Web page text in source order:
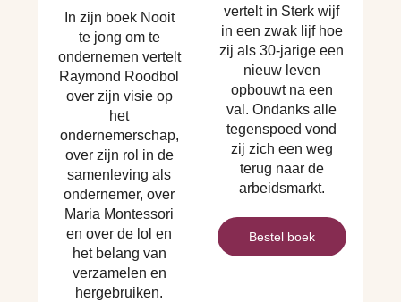
In zijn boek Nooit
te jong om te
ondernemen vertelt
Raymond Roodbol
over zijn visie op
het
ondernemerschap,
over zijn rol in de
samenleving als
ondernemer, over
Maria Montessori
en over de lol en
het belang van
verzamelen en
hergebruiken.
vertelt in Sterk wijf
in een zwak lijf hoe
zij als 30-jarige een
nieuw leven
opbouwt na een
val. Ondanks alle
tegenspoed vond
zij zich een weg
terug naar de
arbeidsmarkt.
Bestel boek